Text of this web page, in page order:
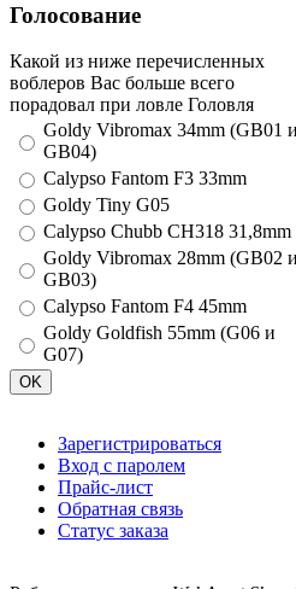
Голосование
Какой из ниже перечисленных
воблеров Вас больше всего
порадовал при ловле Головля
Goldy Vibromax 34mm (GB01 и
GB04)
Calypso Fantom F3 33mm
Goldy Tiny G05
Calypso Chubb CH318 31,8mm
Goldy Vibromax 28mm (GB02 и
GB03)
Calypso Fantom F4 45mm
Goldy Goldfish 55mm (G06 и
G07)
Зарегистрироваться
Вход с паролем
Прайс-лист
Обратная связь
Статус заказа